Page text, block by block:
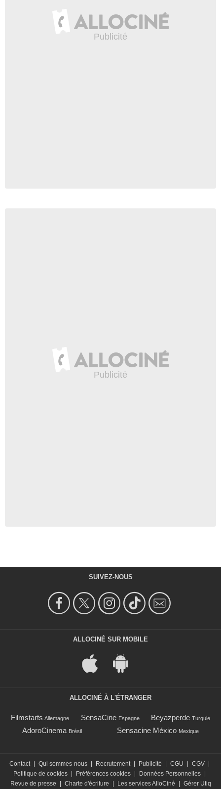
SUIVEZ-NOUS
ALLOCINÉ SUR MOBILE
ALLOCINÉ À L'ÉTRANGER
Filmstarts Allemagne SensaCine Espagne Beyazperde Turquie
AdoroCinema Brésil Sensacine México Mexique
Contact | Qui sommes-nous | Recrutement | Publicité | CGU | CGV |
Politique de cookies | Préférences cookies | Données Personnelles |
Revue de presse
| Charte d'écriture | Les services AlloCiné | Gérer Utiq